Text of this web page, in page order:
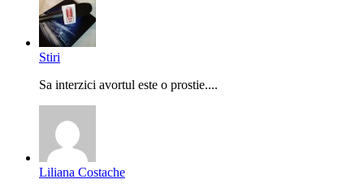
Stiri
Sa interzici avortul este o prostie....
Liliana Costache